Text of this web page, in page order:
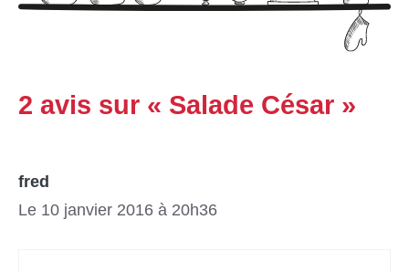
2 avis sur « Salade César »
fred
Le 10 janvier 2016 à 20h36